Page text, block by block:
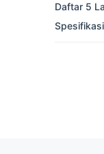
Daftar 5